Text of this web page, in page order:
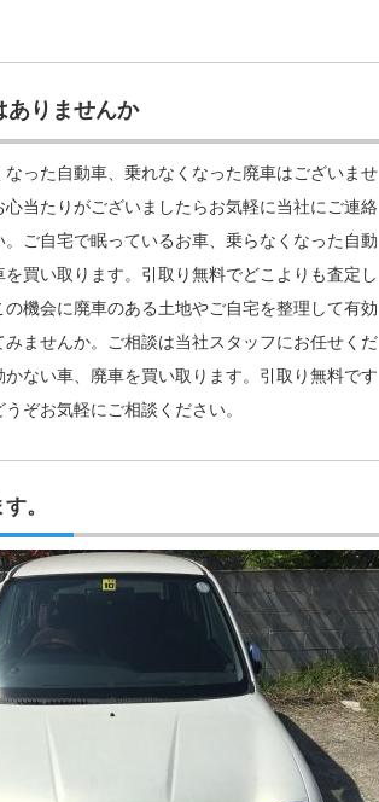
ありませんか
なった自動車、乗れなくなった廃車はございませ
心当たりがございましたらお気軽に当社にご連絡
。ご自宅で眠っているお車、乗らなくなった自動
を買い取ります。引取り無料でどこよりも査定し
の機会に廃車のある土地やご自宅を整理して有効
みませんか。ご相談は当社スタッフにお任せくだ
かない車、廃車を買い取ります。引取り無料です
ぞお気軽にご相談ください。
。